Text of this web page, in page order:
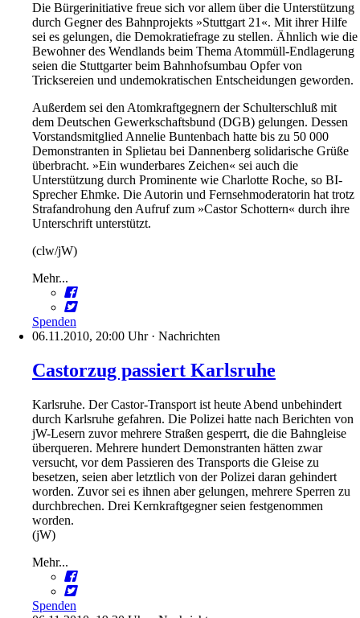
Die Bürgerinitiative freue sich vor allem über die Unterstützung
durch Gegner des Bahnprojekts »Stuttgart 21«. Mit ihrer Hilfe
sei es gelungen, die Demokratiefrage zu stellen. Ähnlich wie die
Bewohner des Wendlands beim Thema Atommüll-Endlagerung
seien die Stuttgarter beim Bahnhofsumbau Opfer von
Tricksereien und undemokratischen Entscheidungen geworden.
Außerdem sei den Atomkraftgegnern der Schulterschluß mit
dem Deutschen Gewerkschaftsbund (DGB) gelungen. Dessen
Vorstandsmitglied Annelie Buntenbach hatte bis zu 50 000
Demonstranten in Splietau bei Dannenberg solidarische Grüße
überbracht. »Ein wunderbares Zeichen« sei auch die
Unterstützung durch Prominente wie Charlotte Roche, so BI-
Sprecher Ehmke. Die Autorin und Fernsehmoderatorin hat trotz
Strafandrohung den Aufruf zum »Castor Schottern« durch ihre
Unterschrift unterstützt.
(clw/jW)
Mehr...
Spenden
06.11.2010, 20:00 Uhr· Nachrichten
Castorzug passiert Karlsruhe
Karlsruhe. Der Castor-Transport ist heute Abend unbehindert
durch Karlsruhe gefahren. Die Polizei hatte nach Berichten von
jW-Lesern zuvor mehrere Straßen gesperrt, die die Bahngleise
überqueren. Mehrere hundert Demonstranten hätten zwar
versucht, vor dem Passieren des Transports die Gleise zu
besetzen, seien aber letztlich von der Polizei daran gehindert
worden. Zuvor sei es ihnen aber gelungen, mehrere Sperren zu
durchbrechen. Drei Kernkraftgegner seien festgenommen
worden.
(jW)
Mehr...
Spenden